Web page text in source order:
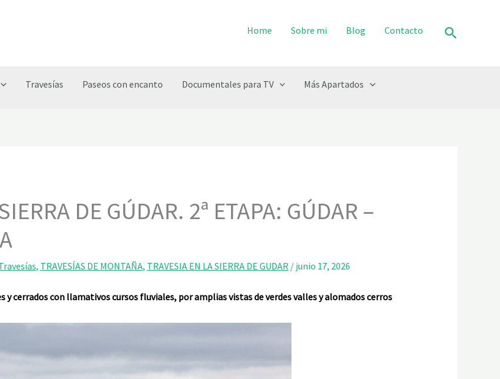
Home Sobre mi Blog Contacto Buscar
Travesías Paseos con encanto Documentales para TV Más Apartados
DE GÚDAR. 2ª ETAPA: GÚDAR –
, TRAVESÍAS DE MONTAÑA, TRAVESIA EN LA SIERRA DE GUDAR/ junio 17, 2026
cerrados con llamativos cursos fluviales, por amplias vistas de verdes valles y alomados cerros